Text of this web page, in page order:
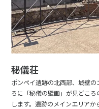
秘儀荘
ポンペイ遺跡の北西部、城壁
ろに「秘儀の壁画」が見どころ
します。遺跡のメインエリア